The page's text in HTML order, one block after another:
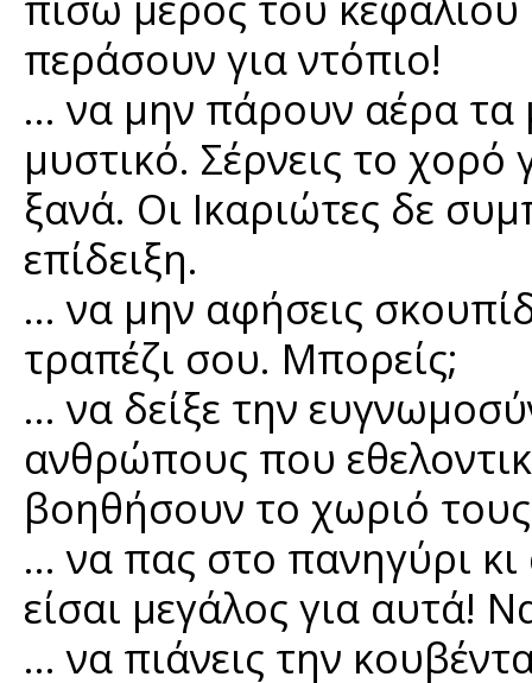
περάσουν για ντόπιο!
… να μην πάρουν αέρα τα
μυστικό. Σέρνεις το χορό
ξανά. Οι Ικαριώτες δε
επίδειξη.
… να μην αφήσεις
τραπέζι σου. Μπορείς;
… να δείξε την
ανθρώπους που
βοηθήσουν το χωριό
… να πας στο πανηγύρι
είσαι μεγάλος για αυτά!
… να πιάνεις την